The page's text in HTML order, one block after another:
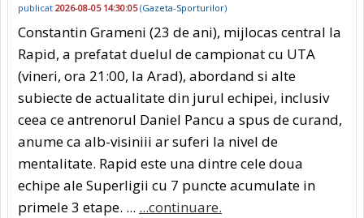
publicat 2026-08-05 14:30:05(Gazeta-Sporturilor)
Constantin Grameni (23 de ani), mijlocas central la
Rapid, a prefatat duelul de campionat cu UTA
(vineri, ora 21:00, la Arad), abordand si alte
subiecte de actualitate din jurul echipei, inclusiv
ceea ce antrenorul Daniel Pancu a spus de curand,
anume ca alb-visiniii ar suferi la nivel de
mentalitate. Rapid este una dintre cele doua
echipe ale Superligii cu 7 puncte acumulate in
primele 3 etape. ... ...continuare.